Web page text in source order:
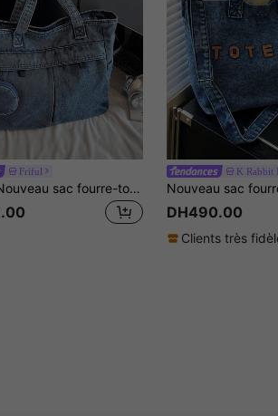
Friful
FRIFUL Nouveau sac fourre-tout en canevas de coton lavé de couleur unie, décontracté. Grand sac à épaule pour femme avec plusieurs poches, convenant pour le travail et les courses, incluant un porte-monnaie
K Rabbit
DH490.00
Clients très